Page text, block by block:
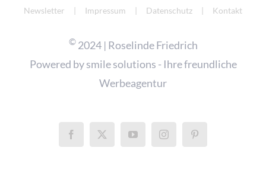
Newsletter Impressum Datenschutz Kontakt
©2024 | Roselinde Friedrich
Powered bysmile solutions - Ihre freundliche
Werbeagentur